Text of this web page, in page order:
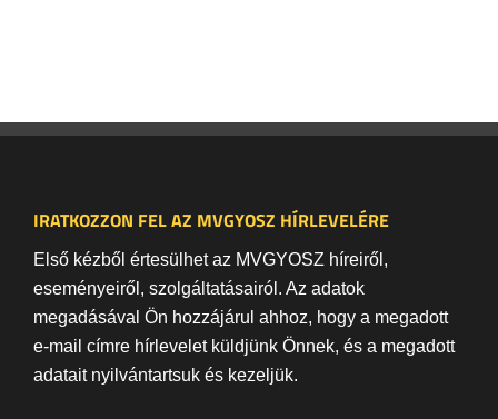
IRATKOZZON FEL AZ MVGYOSZ HÍRLEVELÉRE
Első kézből értesülhet az MVGYOSZ híreiről,
eseményeiről, szolgáltatásairól. Az adatok
megadásával Ön hozzájárul ahhoz, hogy a megadott
e-mail címre hírlevelet küldjünk Önnek, és a megadott
adatait nyilvántartsuk és kezeljük.